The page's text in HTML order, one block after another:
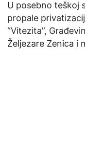
U posebno teškoj
propale
“Vitezita”,
Željezare Zenica i